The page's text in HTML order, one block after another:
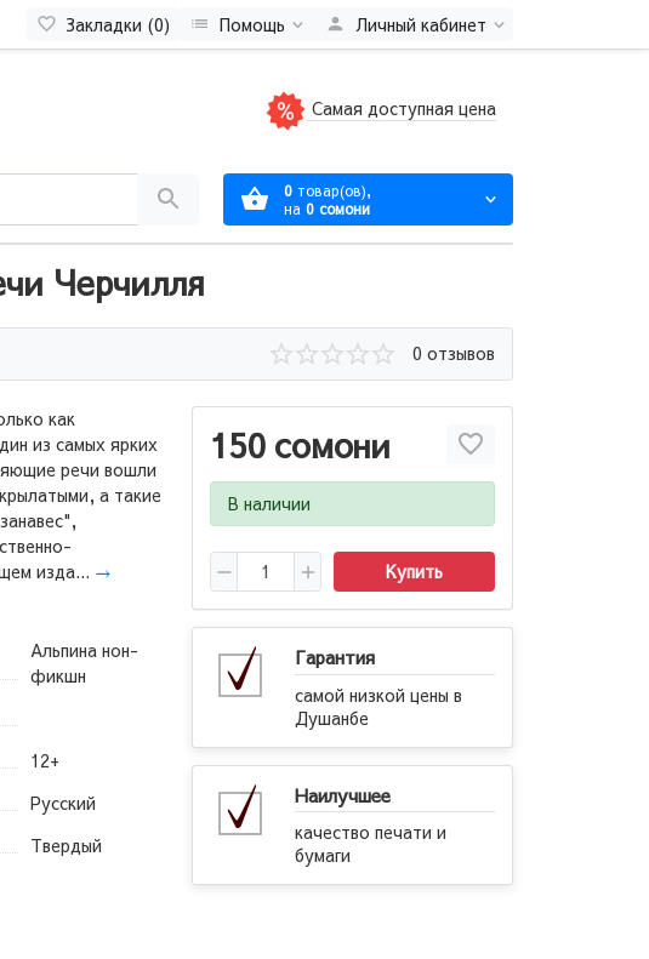
Закладки (0) Помощь Личный кабинет
Самая доступная цена
0 товар(ов),
на 0 сомони
Черчилля
0 отзывов
150 сомони
В наличии
Купить
Гарантия
самой низкой цены в
Душанбе
Наилучшее
качество печати и
бумаги
как
из самых ярких
речи вошли
а такие
изда... →
Альпина нон-
фикшн
12+
Русский
Твердый